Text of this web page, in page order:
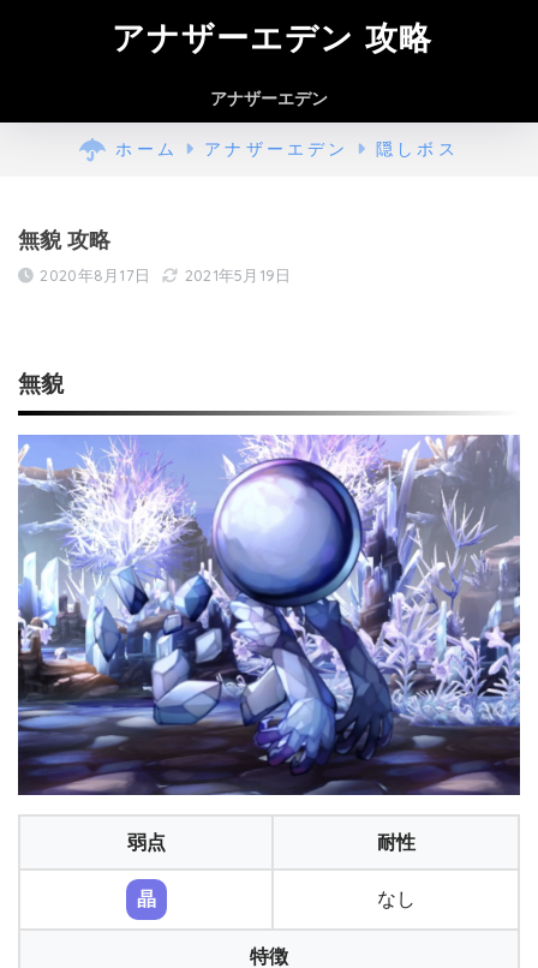
アナザーエデン 攻略
アナザーエデン
ホーム アナザーエデン 隠しボス
無貌 攻略
2020年8月17日 2021年5月19日
無貌
弱点 耐性
晶 なし
特徴